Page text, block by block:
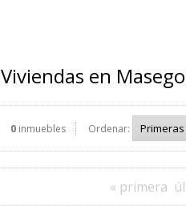
Viviendas en
0 inmuebles Ordenar:
« primera